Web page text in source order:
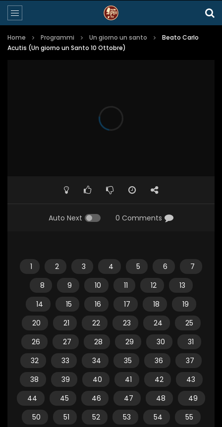
Home Programmi Un giorno un santo
Beato Carlo
Acutis (Un giorno un Santo 10 Ottobre)
Auto Next 0 Comments
1 2 3 4 5 6
7
8
9 10 11 12
13
14
15 16 17 18
19
20
21 22 23 24
25
26
27 28 29 30
31
32
33 34 35 36
37
38
39 40 41 42
43
44
45 46 47 48
49
50
51 52 53 54
55